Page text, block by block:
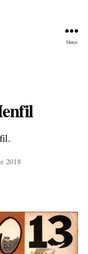
Menu
2018